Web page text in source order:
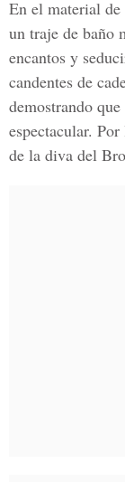
En el material
un traje de baño
encantos y
candentes de
demostrando
espectacular.
de la diva del